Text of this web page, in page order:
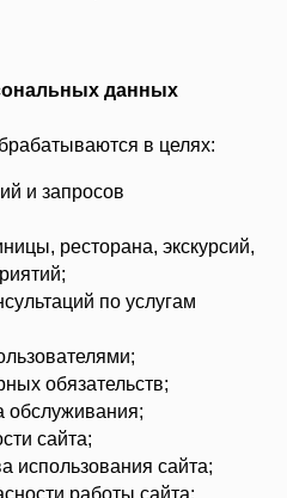
данных
в целях:
и запросов
ресторана, экскурсий,
по услугам
обязательств;
обслуживания;
сайта;
использования сайта;
работы сайта;